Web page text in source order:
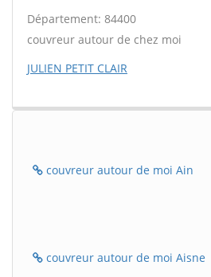
Département: 84400
couvreur autour de chez moi
JULIEN PETIT CLAIR
couvreur autour de moi Ain
couvreur autour de moi Aisne